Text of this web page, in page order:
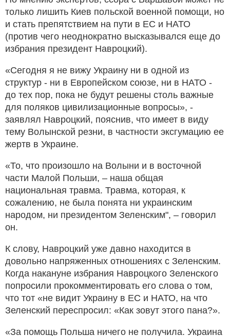
только лишить Киев польской военной помощи, но
и стать препятствием на пути в ЕС и НАТО
(против чего неоднократно высказывался еще до
избрания президент Навроцкий).
«Сегодня я не вижу Украину ни в одной из
структур - ни в Европейском союзе, ни в НАТО -
до тех пор, пока не будут решены столь важные
для поляков цивилизационные вопросы», -
заявлял Навроцкий, пояснив, что имеет в виду
тему Волынской резни, в частности эксгумацию ее
жертв в Украине.
«То, что произошло на Волыни и в восточной
части Малой Польши, – наша общая
национальная травма. Травма, которая, к
сожалению, не была понята ни украинским
народом, ни президентом Зеленским", – говорил
он.
К слову, Навроцкий уже давно находится в
довольно напряженных отношениях с Зеленским.
Когда накануне избрания Навроцкого Зеленского
попросили прокомментировать его слова о том,
что тот «не видит Украину в ЕС и НАТО, на что
Зеленский переспросил: «Как зовут этого пана?».
«За помощь Польша ничего не получила. Украина